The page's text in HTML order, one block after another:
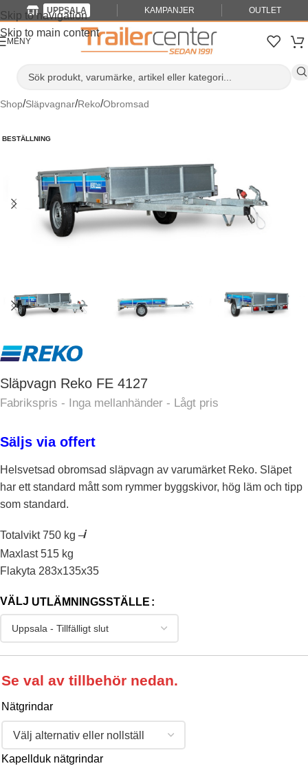
Skip to navigation
Skip to main content
UPPSALA KAMPANJER OUTLET
MENY
Shop/Släpvagnar/Reko/Obromsad
BESTÄLLNING
Släpvagn Reko FE 4127
Säljs via offert
Helsvetsad obromsad släpvagn av varumärket Reko. Släpet
har ett standard mått som rymmer byggskivor, hög läm och tipp
som standard.
Totalvikt 750 kg –ℹ️
Maxlast 515 kg
Flakyta 283x135x35
UTLÄMNINGSSTÄLLE
Se val av tillbehör nedan.
Nätgrindar
Kapellduk nätgrindar
INV FLAKMÅTT 202 × 125 cm
LÄMHÖJD
INV BINDÖGLOR
Tillval
TYP AV AXEL Utan broms 80km/h